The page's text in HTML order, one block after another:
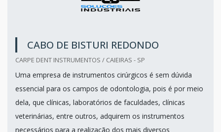
CABO DE BISTURI REDONDO
CARPE DENT INSTRUMENTOS / CAIEIRAS - SP
Uma empresa de instrumentos cirúrgicos é sem dúvida
essencial para os campos de odontologia, pois é por meio
dela, que clínicas, laboratórios de faculdades, clínicas
veterinárias, entre outros, adquirem os instrumentos
necessários para a realização dos mais diversos